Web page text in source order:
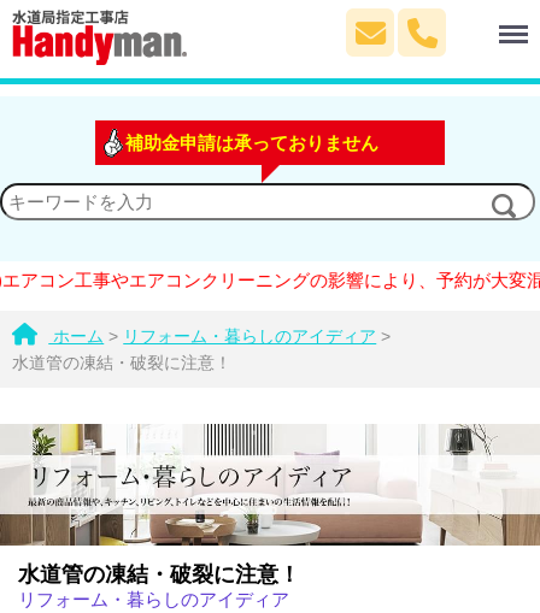
補助金申請は承っておりません
工事やエアコンクリーニングの影響により、予約が大変混雑し
ホーム > リフォーム・暮らしのアイディア >
水道管の凍結・破裂に注意！
水道管の凍結・破裂に注意！
リフォーム・暮らしのアイディア